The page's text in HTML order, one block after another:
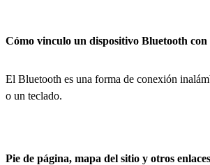
Cómo vinculo un dispositivo Bluetooth
El Bluetooth es una forma de conexión
o un teclado.
Pie de página, mapa del sitio y otros